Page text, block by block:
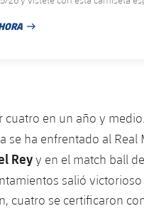
cuatro en un año y
se ha enfrentado al Real
Reyy en el match ball
salió
cuatro se certificaron